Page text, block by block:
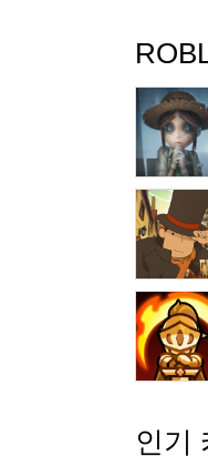
나만의
지원:
문의:
개인정
보호자
이용 약
참고: 네
인기